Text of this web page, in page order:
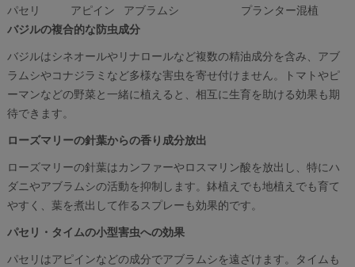
パセリ アピイン アブラムシ
プランター混植
バジルの複合的な防虫成分
バジルはシネオールやリナロールなど複数の精油成分を含み、アブ
ラムシやコナジラミなど多様な害虫を寄せ付けません。トマトやピ
ーマンなどの野菜と一緒に植えると、相互に生育を助ける効果も期
待できます。
ローズマリーの針葉からの香り成分放出
ローズマリーの針葉はカンファーやロスマリン酸を放出し、特にハ
ダニやアブラムシの活動を抑制します。鉢植えでも地植えでも育て
やすく、葉を煮出して作るスプレーも効果的です。
パセリ・タイムの小型害虫への効果
パセリはアピインなどの成分でアブラムシを遠ざけます。タイムも